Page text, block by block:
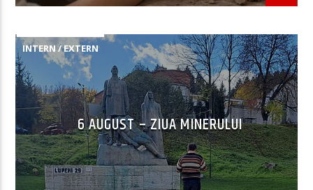
INTERN / EXTERN
6 AUGUST – ZIUA MINERULUI